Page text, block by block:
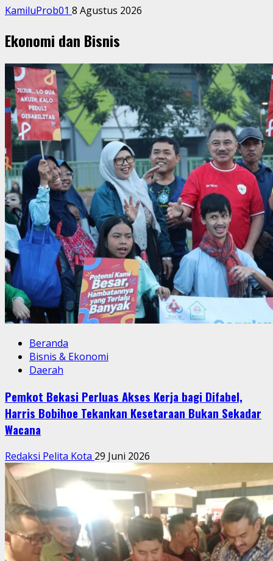
KamiluProb01 8 Agustus 2026
Ekonomi dan Bisnis
Beranda
Bisnis & Ekonomi
Daerah
Pemkot Bekasi Perluas Akses Kerja bagi Difabel,
Harris Bobihoe Tekankan Kesetaraan Bukan Sekadar
Wacana
Redaksi Pelita Kota 29 Juni 2026